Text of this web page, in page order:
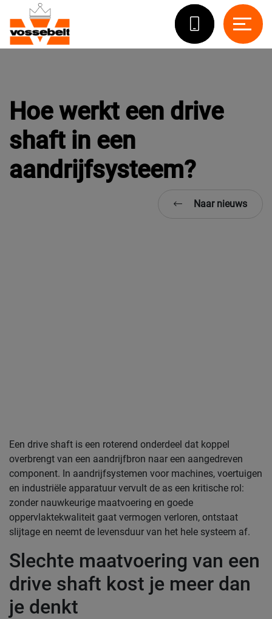
Hoe werkt een drive
shaft in een
aandrijfsysteem?
Naar nieuws
Een drive shaft is een roterend onderdeel dat koppel
overbrengt van een aandrijfbron naar een aangedreven
component. In aandrijfsystemen voor machines, voertuigen
en industriële apparatuur vervult de as een kritische rol:
zonder nauwkeurige maatvoering en goede
oppervlaktekwaliteit gaat vermogen verloren, ontstaat
slijtage en neemt de levensduur van het hele systeem af.
Slechte maatvoering van een
drive shaft kost je meer dan
je denkt